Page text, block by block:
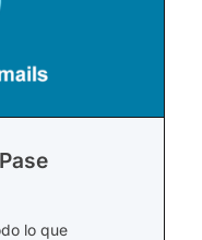
lo que